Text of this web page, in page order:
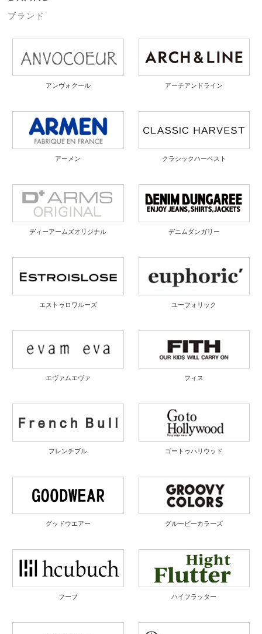
ブランド
アンヴォクール アーチアンドライン
アーメン クラシックハーベスト
ディーアームズオリジナル デニムダンガリー
エストゥロワルーズ ユーフォリック
エヴァムエヴァ フィス
フレンチブル ゴートゥハリウッド
グッドウエアー グルービーカラーズ
フーブ ハイフラッター